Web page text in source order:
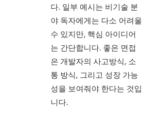
다. 일부 예시는 비기술 분
야 독자에게는 다소 어려울
수 있지만, 핵심 아이디어
는 간단합니다. 좋은 면접
은 개발자의 사고방식, 소
통 방식, 그리고 성장 가능
성을 보여줘야 한다는 것입
니다.